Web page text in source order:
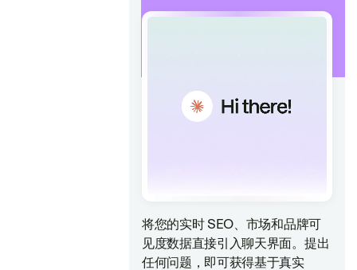
将您的实时 SEO、市场和品牌可
见度数据直接引入聊天界面。提出
任何问题，即可获得基于真实